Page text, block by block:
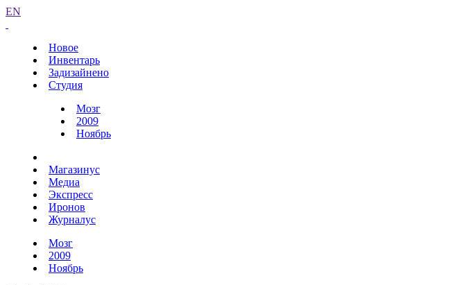
EN
Новое
Инвентарь
Задизайнено
Студия
Мозг
2009
Ноябрь
Магазинус
Медиа
Экспресс
Иронов
Журналус
Мозг
2009
Ноябрь